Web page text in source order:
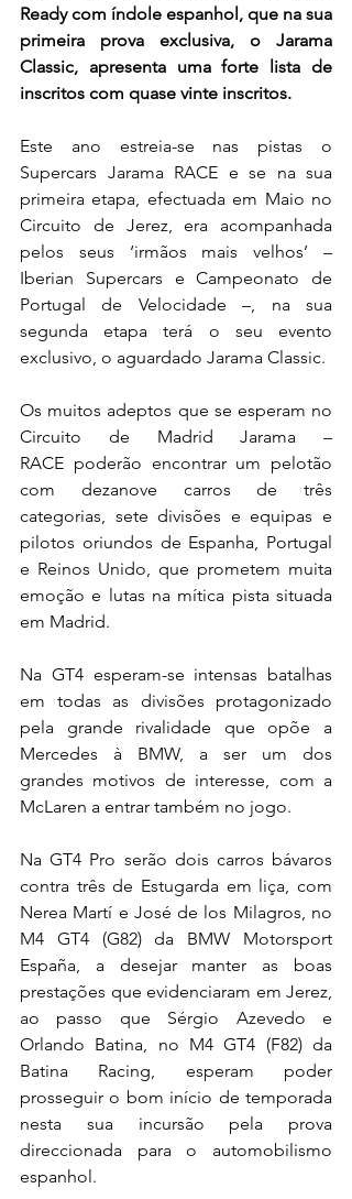
Ready com índole espanhol, que na sua
primeira prova exclusiva, o Jarama
Classic, apresenta uma forte lista de
inscritos com quase vinte inscritos.
Este ano estreia-se nas pistas o
Supercars Jarama RACE e se na sua
primeira etapa, efectuada em Maio no
Circuito de Jerez, era acompanhada
pelos seus ‘irmãos mais velhos’ –
Iberian Supercars e Campeonato de
Portugal de Velocidade –, na sua
segunda etapa terá o seu evento
exclusivo, o aguardado Jarama Classic.
Os muitos adeptos que se esperam no
Circuito de Madrid Jarama –
RACE poderão encontrar um pelotão
com dezanove carros de três
categorias, sete divisões e equipas e
pilotos oriundos de Espanha, Portugal
e Reinos Unido, que prometem muita
emoção e lutas na mítica pista situada
em Madrid.
Na GT4 esperam-se intensas batalhas
em todas as divisões protagonizado
pela grande rivalidade que opõe a
Mercedes à BMW, a ser um dos
grandes motivos de interesse, com a
McLaren a entrar também no jogo.
Na GT4 Pro serão dois carros bávaros
contra três de Estugarda em liça, com
Nerea Martí e José de los Milagros, no
M4 GT4 (G82) da BMW Motorsport
España, a desejar manter as boas
prestações que evidenciaram em Jerez,
ao passo que Sérgio Azevedo e
Orlando Batina, no M4 GT4 (F82) da
Batina Racing, esperam poder
prosseguir o bom início de temporada
nesta sua incursão pela prova
direccionada para o automobilismo
espanhol.